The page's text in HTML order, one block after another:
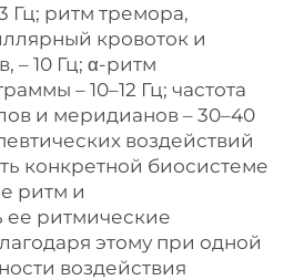
Гц; ритм тремора,
кровоток и
– 10 Гц; α-ритм
– 10–12 Гц; частота
и меридианов – 30–40
воздействий
конкретной биосистеме
ритм и
ее ритмические
этому при одной
воздействия